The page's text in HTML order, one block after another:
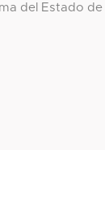
del Estado de